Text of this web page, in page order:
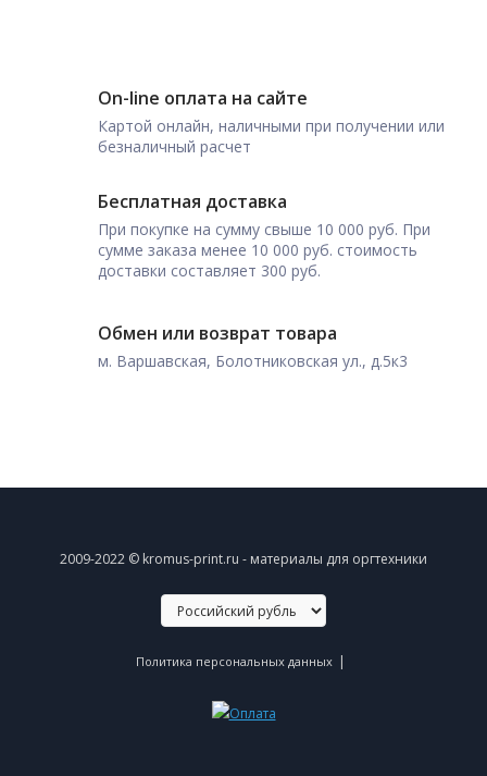
On-line оплата на сайте
Картой онлайн, наличными при получении или
безналичный расчет
Бесплатная доставка
При покупке на сумму свыше 10 000 руб. При
сумме заказа менее 10 000 руб. стоимость
доставки составляет 300 руб.
Обмен или возврат товара
м. Варшавская, Болотниковская ул., д.5к3
2009-2022 © kromus-print.ru - материалы для оргтехники
Политика персональных данных |